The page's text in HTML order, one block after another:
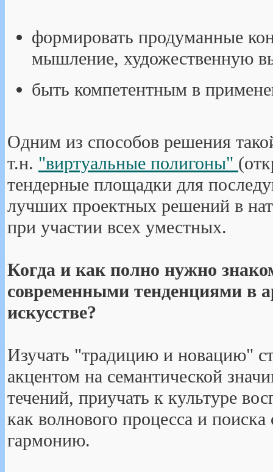
формировать продуманные
мышление, художественную
быть компетентным в
Одним из способов решения
т.н. "виртуальные полигоны"
тендерные площадки для
лучших проектных решений в
при участии всех уместных.
Когда и как полно нужно
современными тенденциями в
искусстве?
Изучать "традицию и новацию"
акцентом на семантической
течений, приучать к культуре
как волнового процесса и поиска
гармонию.